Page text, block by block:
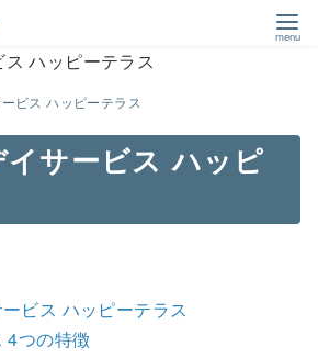
ビス ハッピーテラス
イサービス ハッピ